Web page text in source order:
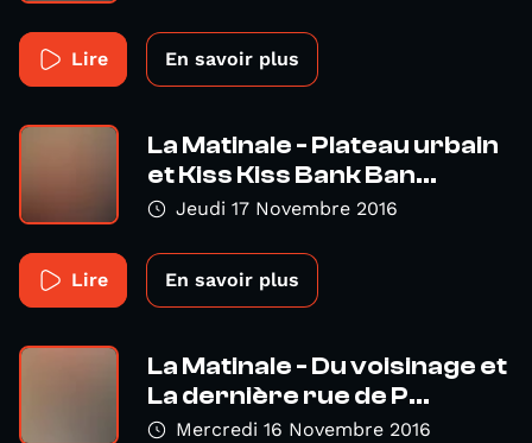
Lire En savoir plus
La Matinale - Plateau urbain
et Kiss Kiss Bank Ban...
Jeudi 17 Novembre 2016
Lire En savoir plus
La Matinale - Du voisinage et
La dernière rue de P...
Mercredi 16 Novembre 2016